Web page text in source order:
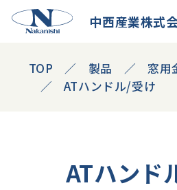
中西産業株式
TOP 製品
窓用
ATハンドル/受け
ATハンド